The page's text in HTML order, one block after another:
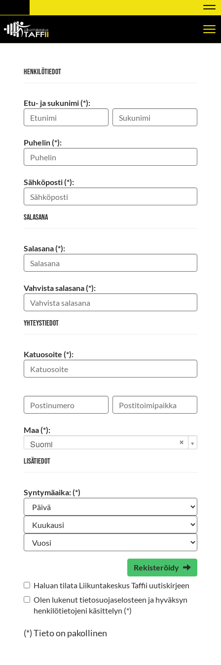
Henkilötiedot
Etu- ja sukunimi (*):
Puhelin (*):
Sähköposti (*):
Salasana
Salasana (*):
Vahvista salasana (*):
Yhteystiedot
Katuosoite (*):
Maa (*):
Suomi
Lisätiedot
Syntymäaika: (*)
Rekisteröidy
Haluan tilata Liikuntakeskus Taffii uutiskirjeen
Olen lukenuttietosuojaselosteen ja hyväksyn
henkilötietojeni käsittelyn (*)
(*) Tieto on pakollinen